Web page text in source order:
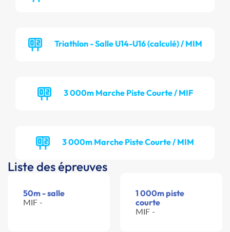
Triathlon - Salle U14-U16 (calculé) / MIM
3 000m Marche Piste Courte / MIF
3 000m Marche Piste Courte / MIM
Liste des épreuves
50m - salle
MIF -
1 000m piste
courte
MIF -